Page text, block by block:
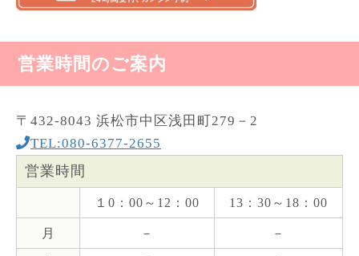
営業時間のご案内
〒432-8043 浜松市中区浅田町279－2
TEL:080-6377-2655
営業時間
１0：00～12：00 13：30～18：00
月 － －